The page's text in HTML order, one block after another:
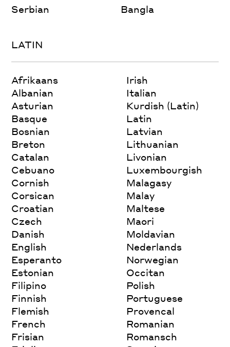
Serbian Bangla
LATIN
Afrikaans
Albanian
Asturian
Basque
Bosnian
Breton
Catalan
Cebuano
Cornish
Corsican
Croatian
Czech
Danish
English
Esperanto
Estonian
Filipino
Finnish
Flemish
French
Frisian
Irish
Italian
Kurdish (Latin)
Latin
Latvian
Lithuanian
Livonian
Luxembourgish
Malagasy
Malay
Maltese
Maori
Moldavian
Nederlands
Norwegian
Occitan
Polish
Portuguese
Provencal
Romanian
Romansch